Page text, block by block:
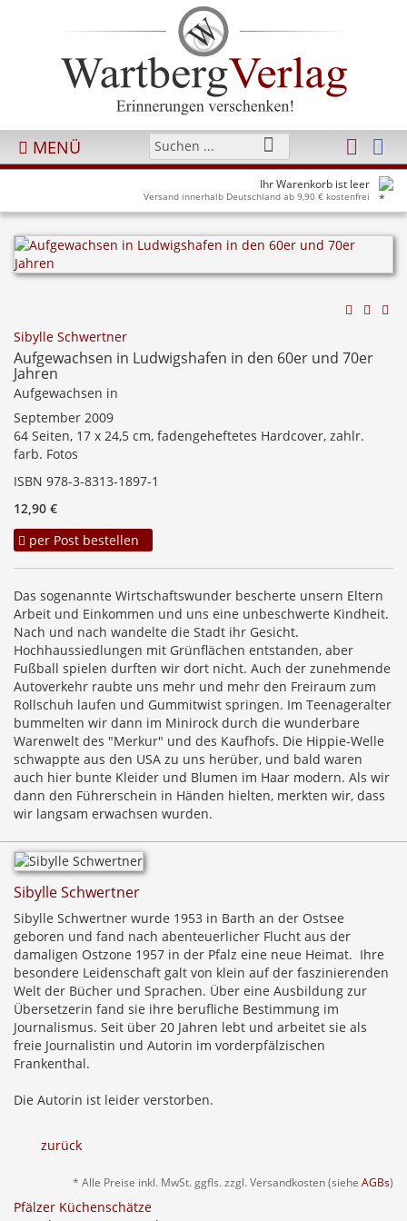
MENÜ
Ihr Warenkorb ist leer
Versand innerhalb Deutschland ab 9,90 € kostenfrei
Sibylle Schwertner
Aufgewachsen in Ludwigshafen in den 60er und 70er
Jahren
Aufgewachsen in
September 2009
64 Seiten, 17 x 24,5 cm, fadengeheftetes Hardcover, zahlr.
farb. Fotos
ISBN 978-3-8313-1897-1
12,90 €
per Post bestellen
Das sogenannte Wirtschaftswunder bescherte unsern Eltern
Arbeit und Einkommen und uns eine unbeschwerte Kindheit.
Nach und nach wandelte die Stadt ihr Gesicht.
Hochhaussiedlungen mit Grünflächen entstanden, aber
Fußball spielen durften wir dort nicht. Auch der zunehmende
Autoverkehr raubte uns mehr und mehr den Freiraum zum
Rollschuh laufen und Gummitwist springen. Im Teenageralter
bummelten wir dann im Minirock durch die wunderbare
Warenwelt des "Merkur" und des Kaufhofs. Die Hippie-Welle
schwappte aus den USA zu uns herüber, und bald waren
auch hier bunte Kleider und Blumen im Haar modern. Als wir
dann den Führerschein in Händen hielten, merkten wir, dass
wir langsam erwachsen wurden.
Sibylle Schwertner
Sibylle Schwertner wurde 1953 in Barth an der Ostsee
geboren und fand nach abenteuerlicher Flucht aus der
damaligen Ostzone 1957 in der Pfalz eine neue Heimat. Ihre
besondere Leidenschaft galt von klein auf der faszinierenden
Welt der Bücher und Sprachen. Über eine Ausbildung zur
Übersetzerin fand sie ihre berufliche Bestimmung im
Journalismus. Seit über 20 Jahren lebt und arbeitet sie als
freie Journalistin und Autorin im vorderpfälzischen
Frankenthal.
Die Autorin ist leider verstorben.
zurück
* Alle Preise inkl. MwSt. ggfls. zzgl. Versandkosten (siehe AGBs)
Pfälzer Küchenschätze